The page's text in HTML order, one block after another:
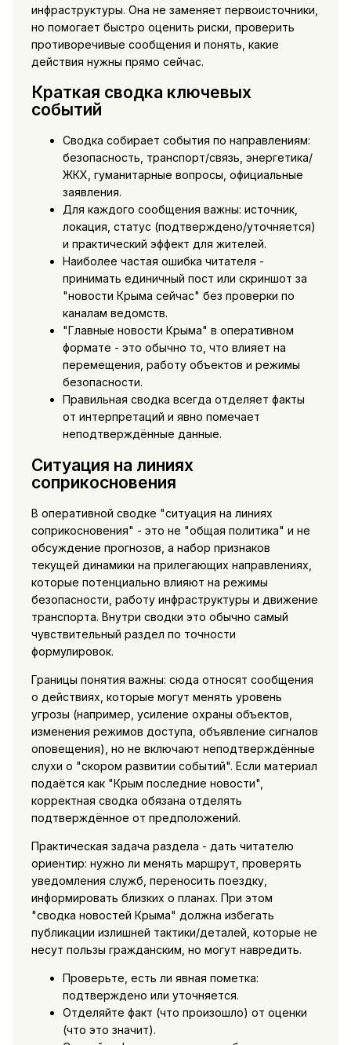
инфраструктуры. Она не заменяет первоисточники,
но помогает быстро оценить риски, проверить
противоречивые сообщения и понять, какие
действия нужны прямо сейчас.
Краткая сводка ключевых
событий
Сводка собирает события по направлениям:
безопасность, транспорт/связь, энергетика/
ЖКХ, гуманитарные вопросы, официальные
заявления.
Для каждого сообщения важны: источник,
локация, статус (подтверждено/уточняется)
и практический эффект для жителей.
Наиболее частая ошибка читателя -
принимать единичный пост или скриншот за
"новости Крыма сейчас" без проверки по
каналам ведомств.
"Главные новости Крыма" в оперативном
формате - это обычно то, что влияет на
перемещения, работу объектов и режимы
безопасности.
Правильная сводка всегда отделяет факты
от интерпретаций и явно помечает
неподтверждённые данные.
Ситуация на линиях
соприкосновения
В оперативной сводке "ситуация на линиях
соприкосновения" - это не "общая политика" и не
обсуждение прогнозов, а набор признаков
текущей динамики на прилегающих направлениях,
которые потенциально влияют на режимы
безопасности, работу инфраструктуры и движение
транспорта. Внутри сводки это обычно самый
чувствительный раздел по точности
формулировок.
Границы понятия важны: сюда относят сообщения
о действиях, которые могут менять уровень
угрозы (например, усиление охраны объектов,
изменения режимов доступа, объявление сигналов
оповещения), но не включают неподтверждённые
слухи о "скором развитии событий". Если материал
подаётся как "Крым последние новости",
корректная сводка обязана отделять
подтверждённое от предположений.
Практическая задача раздела - дать читателю
ориентир: нужно ли менять маршрут, проверять
уведомления служб, переносить поездку,
информировать близких о планах. При этом
"сводка новостей Крыма" должна избегать
публикации излишней тактики/деталей, которые не
несут пользы гражданским, но могут навредить.
Проверьте, есть ли явная пометка:
подтверждено или уточняется.
Отделяйте факт (что произошло) от оценки
(что это значит).